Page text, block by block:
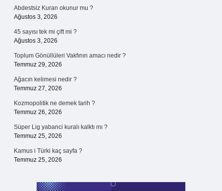
Abdestsiz Kuran okunur mu ?
Ağustos 3, 2026
45 sayısı tek mi çift mi ?
Ağustos 3, 2026
Toplum Gönüllüleri Vakfının amacı nedir ?
Temmuz 29, 2026
Ağacın kelimesi nedir ?
Temmuz 27, 2026
Kozmopolitik ne demek tarih ?
Temmuz 26, 2026
Süper Lig yabanci kuralı kalktı mı ?
Temmuz 25, 2026
Kamus i Türki kaç sayfa ?
Temmuz 25, 2026